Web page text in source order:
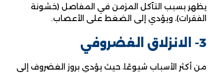
يظهر بسبب التآكل المزمن في المفاصل (خشونة
الفقرات)، ويؤدي إلى الضغط على الأعصاب.
3- الانزلاق الغضروفي
من أكثر الأسباب شيوعًا، حيث يؤدي بروز الغضروف إلى